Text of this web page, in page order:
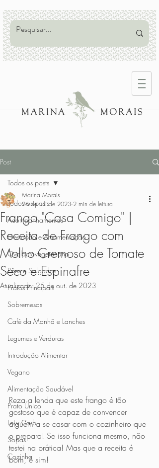
Post
Todos os posts
Acompanhamentos
Gestação e Amamentação
Ovolactovegetariano
Pães e Salgados
Pratos Principais
Sobremesas
Café da Manhã e Lanches
Legumes e Verduras
Introdução Alimentar
Vegano
Alimentação Saudável
Prato Único
Low Carb
Sopas
Cozinha
Todos os posts
Frango "Casa Comigo" |
Receita de Frango com
Molho Cremoso de Tomate
Seco e Espinafre
Marina Morais
26 de jul. de 2023 2 min de leitura
Atualizado:25 de out. de 2023
Reza a lenda que este frango é tão
gostoso que é capaz de convencer
alguém a se casar com o cozinheiro que
o prepara! Se isso funciona mesmo, não
testei na prática! Mas que a receita é
bom, é sim!